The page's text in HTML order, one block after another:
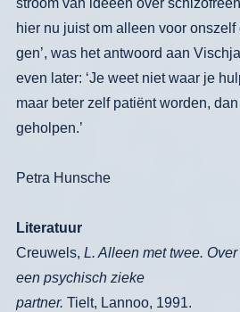
stroom van ideeën over schizofreen
hier nu juist om alleen voor onszelf
gen’, was het antwoord aan
even later: ‘Je weetniet waar je
maar beter zelf patiënt worden, dan
geholpen.’
Petra Hunsche
Literatuur
Creuwels, L. Alleen met twee. Over
een psychisch zieke
part­ner. Tielt, Lannoo, 1991.